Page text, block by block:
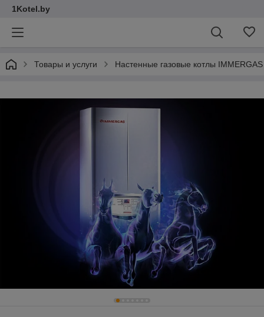
1Kotel.by
Товары и услуги Настенные газовые котлы IMMERGAS